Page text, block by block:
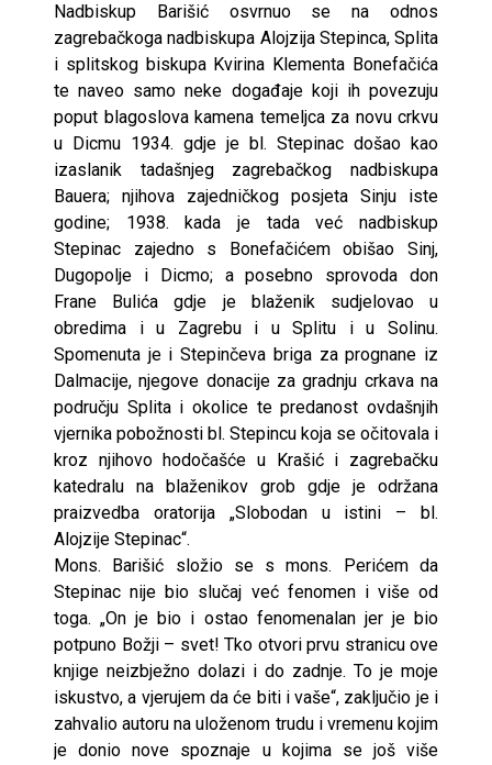
Nadbiskup Barišić osvrnuo se na odnos
zagrebačkoga nadbiskupa Alojzija Stepinca, Splita
i splitskog biskupa Kvirina Klementa Bonefačića
te naveo samo neke događaje koji ih povezuju
poput blagoslova kamena temeljca za novu crkvu
u Dicmu 1934. gdje je bl. Stepinac došao kao
izaslanik tadašnjeg zagrebačkog nadbiskupa
Bauera; njihova zajedničkog posjeta Sinju iste
godine; 1938. kada je tada već nadbiskup
Stepinac zajedno s Bonefačićem obišao Sinj,
Dugopolje i Dicmo; a posebno sprovoda don
Frane Bulića gdje je blaženik sudjelovao u
obredima i u Zagrebu i u Splitu i u Solinu.
Spomenuta je i Stepinčeva briga za prognane iz
Dalmacije, njegove donacije za gradnju crkava na
području Splita i okolice te predanost ovdašnjih
vjernika pobožnosti bl. Stepincu koja se očitovala i
kroz njihovo hodočašće u Krašić i zagrebačku
katedralu na blaženikov grob gdje je održana
praizvedba oratorija „Slobodan u istini – bl.
Alojzije Stepinac“.
Mons. Barišić složio se s mons. Perićem da
Stepinac nije bio slučaj već fenomen i više od
toga. „On je bio i ostao fenomenalan jer je bio
potpuno Božji – svet! Tko otvori prvu stranicu ove
knjige neizbježno dolazi i do zadnje. To je moje
iskustvo, a vjerujem da će biti i vaše“, zaključio je i
zahvalio autoru na uloženom trudu i vremenu kojim
je donio nove spoznaje u kojima se još više